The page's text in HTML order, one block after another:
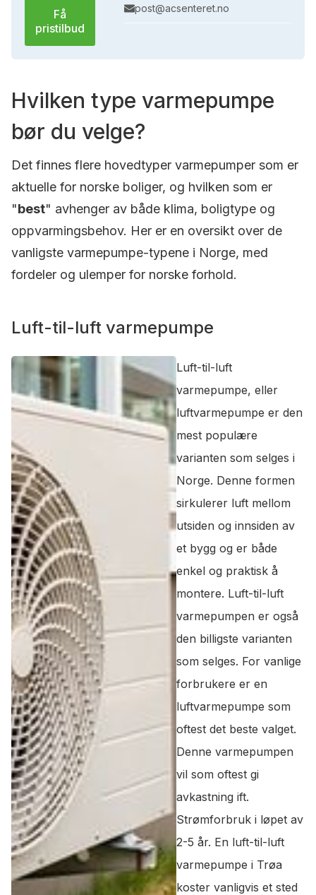
Få
pristilbud
post@acsenteret.no
Hvilken type varmepumpe
bør du velge?
Det finnes flere hovedtyper varmepumper som er
aktuelle for norske boliger, og hvilken som er
"best" avhenger av både klima, boligtype og
oppvarmingsbehov. Her er en oversikt over de
vanligste varmepumpe-typene i Norge, med
fordeler og ulemper for norske forhold.
Luft-til-luft varmepumpe
Luft-til-luft
varmepumpe, eller
luftvarmepumpe er den
mest populære
varianten som selges i
Norge. Denne formen
sirkulerer luft mellom
utsiden og innsiden av
et bygg og er både
enkel og praktisk å
montere. Luft-til-luft
varmepumpen er også
den billigste varianten
som selges. For vanlige
forbrukere er en
luftvarmepumpe som
oftest det beste valget.
Denne varmepumpen
vil som oftest gi
avkastning ift.
Strømforbruk i løpet av
2-5 år. En luft-til-luft
varmepumpe i Trøa
koster vanligvis et sted